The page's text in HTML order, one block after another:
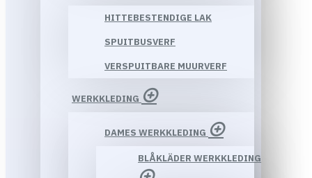
HITTEBESTENDIGE LAK
SPUITBUSVERF
VERSPUITBARE MUURVERF
WERKKLEDING
DAMES WERKKLEDING
BLÅKLÄDER WERKKLEDING